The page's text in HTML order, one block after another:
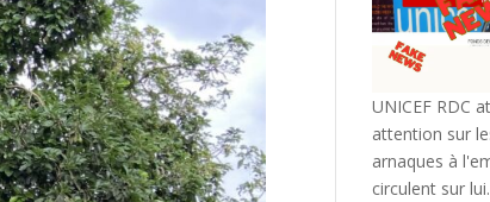
UNICEF RDC
attention sur
arnaques à
circulent sur